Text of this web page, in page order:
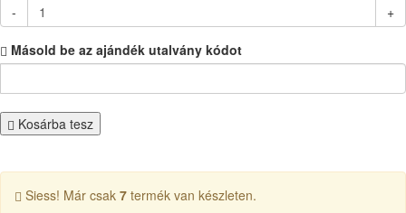
-
+
Másold be az ajándék utalvány kódot
Kosárba tesz
Siess! Már csak 7 termék van készleten.